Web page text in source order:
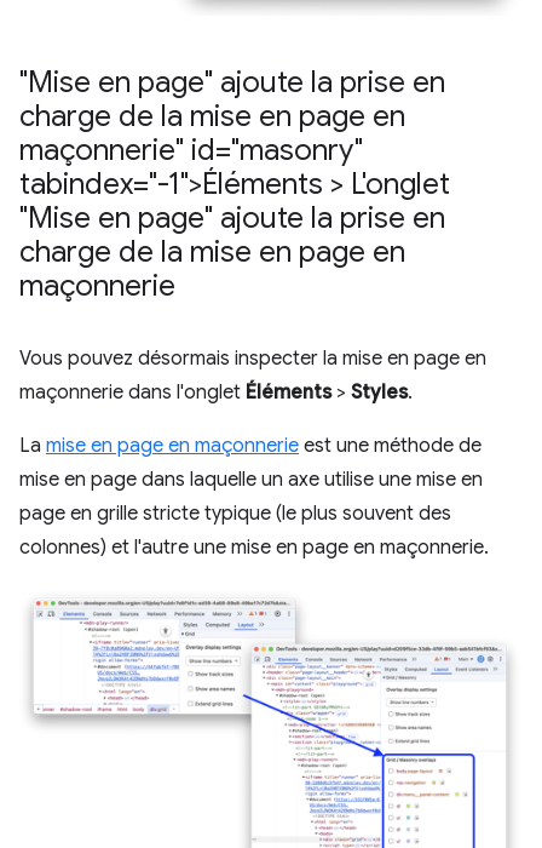
"Mise en page" ajoute la prise en
charge de la mise en page en
maçonnerie" id="masonry"
tabindex="-1">Éléments > L'onglet
"Mise en page" ajoute la prise en
charge de la mise en page en
maçonnerie
Vous pouvez désormais inspecter la mise en page en
maçonnerie dans l'onglet Éléments> Styles.
La mise en page en maçonnerie est une méthode de
mise en page dans laquelle un axe utilise une mise en
page en grille stricte typique (le plus souvent des
colonnes) et l'autre une mise en page en maçonnerie.